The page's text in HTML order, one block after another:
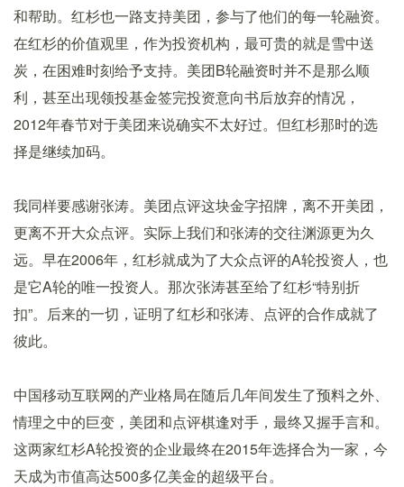
和帮助。红杉也一路支持美团，参与了他们的每一轮融资。
在红杉的价值观里，作为投资机构，最可贵的就是雪中送
炭，在困难时刻给予支持。美团B轮融资时并不是那么顺
利，甚至出现领投基金签完投资意向书后放弃的情况，
2012年春节对于美团来说确实不太好过。但红杉那时的选
择是继续加码。
我同样要感谢张涛。美团点评这块金字招牌，离不开美团，
更离不开大众点评。实际上我们和张涛的交往渊源更为久
远。早在2006年，红杉就成为了大众点评的A轮投资人，也
是它A轮的唯一投资人。那次张涛甚至给了红杉“特别折
扣”。后来的一切，证明了红杉和张涛、点评的合作成就了
彼此。
中国移动互联网的产业格局在随后几年间发生了预料之外、
情理之中的巨变，美团和点评棋逢对手，最终又握手言和。
这两家红杉A轮投资的企业最终在2015年选择合为一家，今
天成为市值高达500多亿美金的超级平台。